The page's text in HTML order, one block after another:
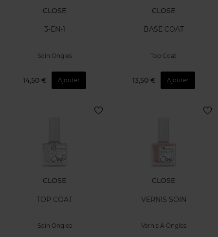
CLOSE
3-EN-1
Soin Ongles
14,50 € Ajouter
CLOSE
BASE COAT
Top Coat
13,50 € Ajouter
CLOSE
TOP COAT
Soin Ongles
CLOSE
VERNIS SOIN
Vernis À Ongles